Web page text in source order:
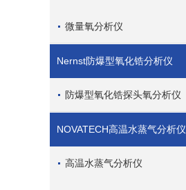
微量氧分析仪
Nernst防爆型氧化锆分析仪
防爆型氧化锆探头氧分析仪
NOVATECH高温水蒸气分析仪
高温水蒸气分析仪